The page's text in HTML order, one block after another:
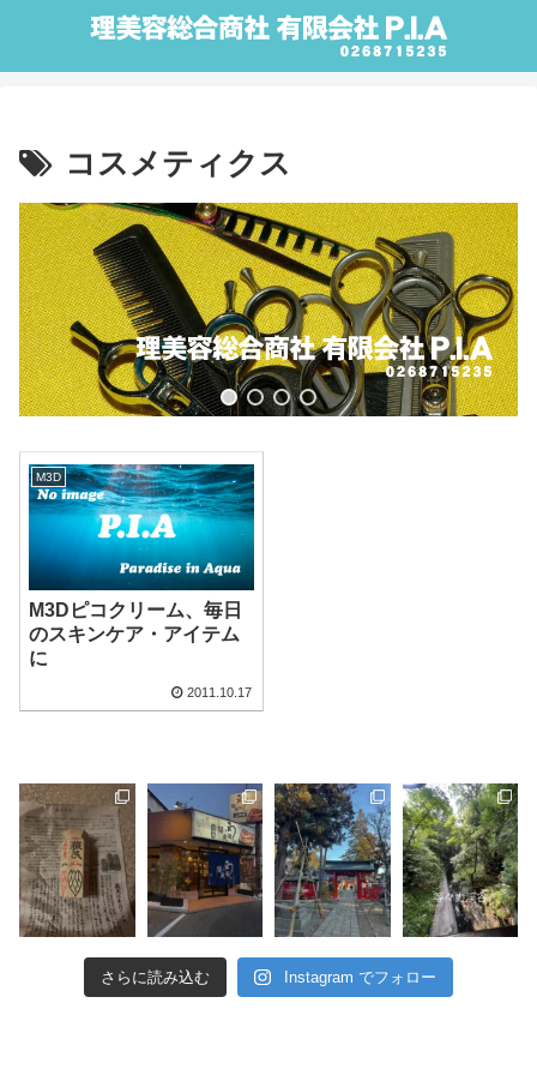
コスメティクス
M3D
M3Dピコクリーム、毎日
のスキンケア・アイテム
に
2011.10.17
さらに読み込む Instagram でフォロー